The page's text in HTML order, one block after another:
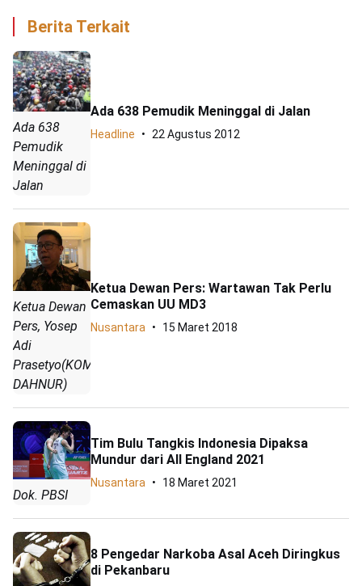
Berita Terkait
Ada 638
Pemudik
Meninggal di
Jalan
Ada 638 Pemudik Meninggal di Jalan
Headline 22 Agustus 2012
Ketua Dewan
Pers, Yosep
Adi
Prasetyo(KOMPAS.com/HERU
DAHNUR)
Ketua Dewan Pers: Wartawan Tak Perlu
Cemaskan UU MD3
Nusantara 15 Maret 2018
Dok. PBSI
Tim Bulu Tangkis Indonesia Dipaksa
Mundur dari All England 2021
Nusantara 18 Maret 2021
8 Pengedar Narkoba Asal Aceh Diringkus
di Pekanbaru